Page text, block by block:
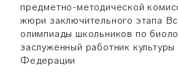
предметно-методической
жюри заключительного этапа
олимпиады школьников по
заслуженный работник
Федерации